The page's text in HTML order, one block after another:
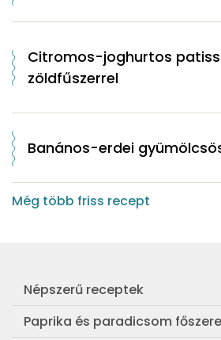
Citromos-joghurtos
zöldfűszerrel
Banános-erdei
Még több friss recept
Népszerű receptek
Frankfurti leves
Paprika és paradicsom